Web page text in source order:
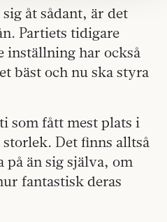
vi hanterar personuppgifter
åt sådant, är det
Partiets tidigare
inställning har också
bäst och nu ska styra
som fått mest plats i
Det finns alltså
på än sig själva, om
fantastisk deras